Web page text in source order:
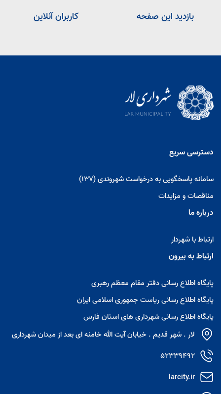
بازدید این صفحه کاربران آنلاین
دسترسی سریع
سامانه پاسخگویی به درخواست شهروندی (137)
مناقصات و مزایدات
درباره ما
ارتباط با شهردار
ارتباط به بیرون
پایگاه اطلاع رسانی دفتر مقام معظم رهبری
پایگاه اطلاع رسانی ریاست جمهوری اسلامی ایران
پایگاه اطلاع رسانی شهرداری های استان فارس
لار . شهر قدیم . خیابان آیت الله خامنه ای بعد از میدان شهرداری
52339492
larcity.ir